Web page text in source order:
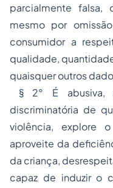
parcialmente falsa,
mesmo por
consumidor a
qualidade,
quaisquer outros
§ 2° É abusiva,
discriminatória de
violência, explore
aproveite da
da criança,
capaz de induzir o